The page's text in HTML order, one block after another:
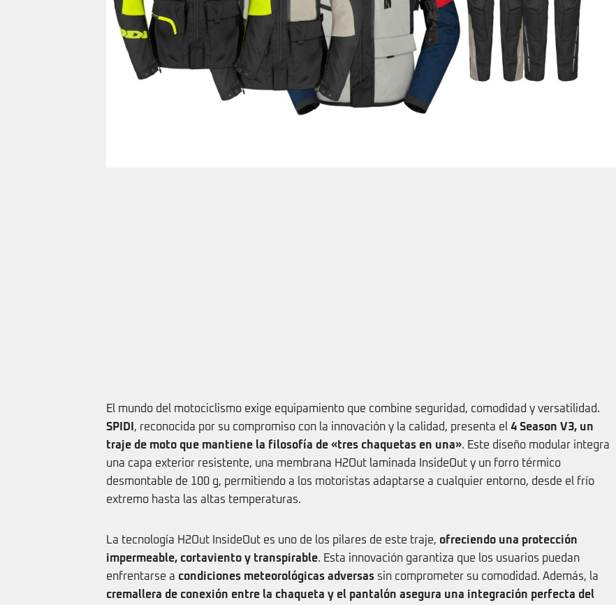
El mundo del motociclismo exige equipamiento que combine seguridad, comodidad y versatilidad.
SPIDI , reconocida por su compromiso con la innovación y la calidad, presenta el 4 Season V3, un
traje de moto que mantiene la filosofía de «tres chaquetas en una». Este diseño modular integra
una capa exterior resistente, una membrana H2Out laminada InsideOut y un forro térmico
desmontable de 100 g, permitiendo a los motoristas adaptarse a cualquier entorno, desde el frío
extremo hasta las altas temperaturas.
La tecnología H2Out InsideOut es uno de los pilares de este traje, ofreciendo una protección
impermeable, cortaviento y transpirable. Esta innovación garantiza que los usuarios puedan
enfrentarse a condiciones meteorológicas adversas sin comprometer su comodidad. Además, la
cremallera de conexión entre la chaqueta y el pantalón asegura una integración perfecta del